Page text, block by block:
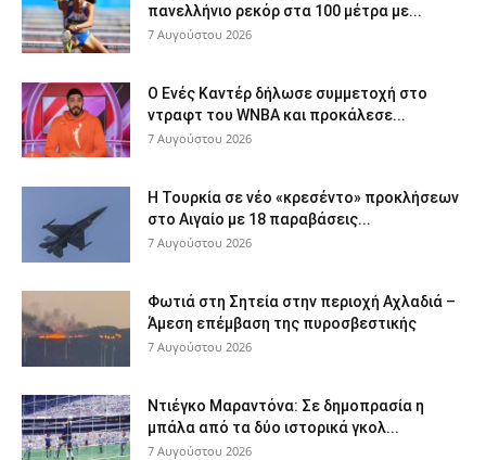
πανελλήνιο ρεκόρ στα 100 μέτρα με...
7 Αυγούστου 2026
Ο Ενές Καντέρ δήλωσε συμμετοχή στο
ντραφτ του WNBA και προκάλεσε...
7 Αυγούστου 2026
Η Τουρκία σε νέο «κρεσέντο» προκλήσεων
στο Αιγαίο με 18 παραβάσεις...
7 Αυγούστου 2026
Φωτιά στη Σητεία στην περιοχή Αχλαδιά –
Άμεση επέμβαση της πυροσβεστικής
7 Αυγούστου 2026
Ντιέγκο Μαραντόνα: Σε δημοπρασία η
μπάλα από τα δύο ιστορικά γκολ...
7 Αυγούστου 2026